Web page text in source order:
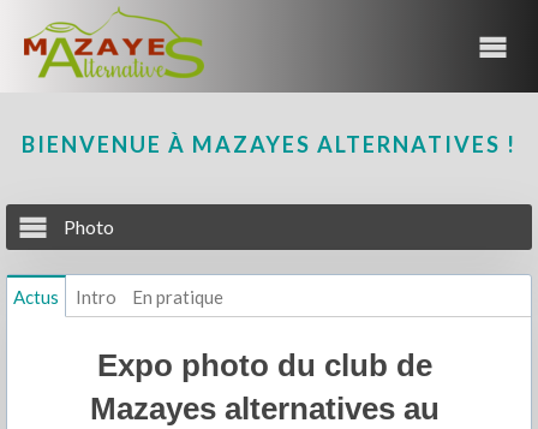
BIENVENUE À MAZAYES ALTERNATIVES !
Photo
Actus Intro En pratique
Mazayes alternatives au